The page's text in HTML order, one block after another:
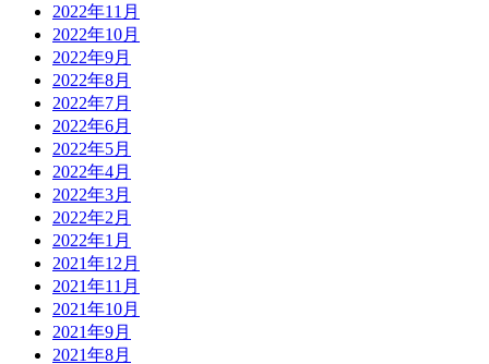
2022年11月
2022年10月
2022年9月
2022年8月
2022年7月
2022年6月
2022年5月
2022年4月
2022年3月
2022年2月
2022年1月
2021年12月
2021年11月
2021年10月
2021年9月
2021年8月